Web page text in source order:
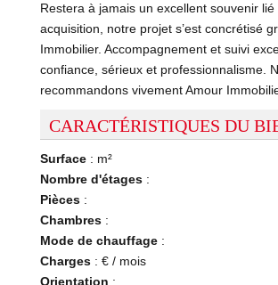
Restera à jamais un excellent souvenir lié
acquisition, notre projet s’est concrétisé
Immobilier. Accompagnement et suivi
confiance, sérieux et professionnalisme.
recommandons vivement Amour
CARACTÉRISTIQUES DU
Surface: m²
Nombre d'étages:
Pièces:
Chambres:
Mode de chauffage:
Charges: € / mois
Orientation :